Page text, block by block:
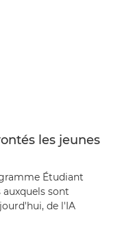
les jeunes
Étudiant
sont
de l'IA